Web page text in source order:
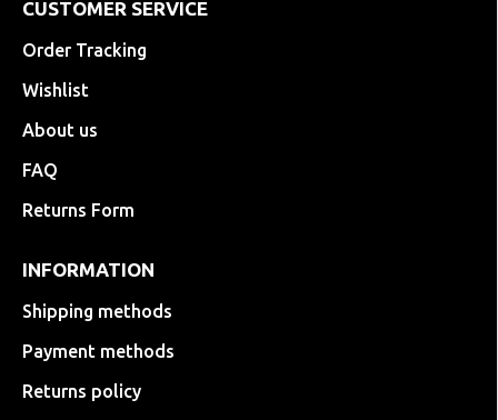
CUSTOMER SERVICE
Order Tracking
Wishlist
About us
FAQ
Returns Form
INFORMATION
Shipping methods
Payment methods
Returns policy